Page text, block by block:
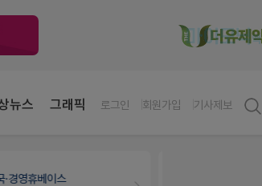
뉴스 그래픽 로그인 회원가입 기사제보
·경영휴베이스